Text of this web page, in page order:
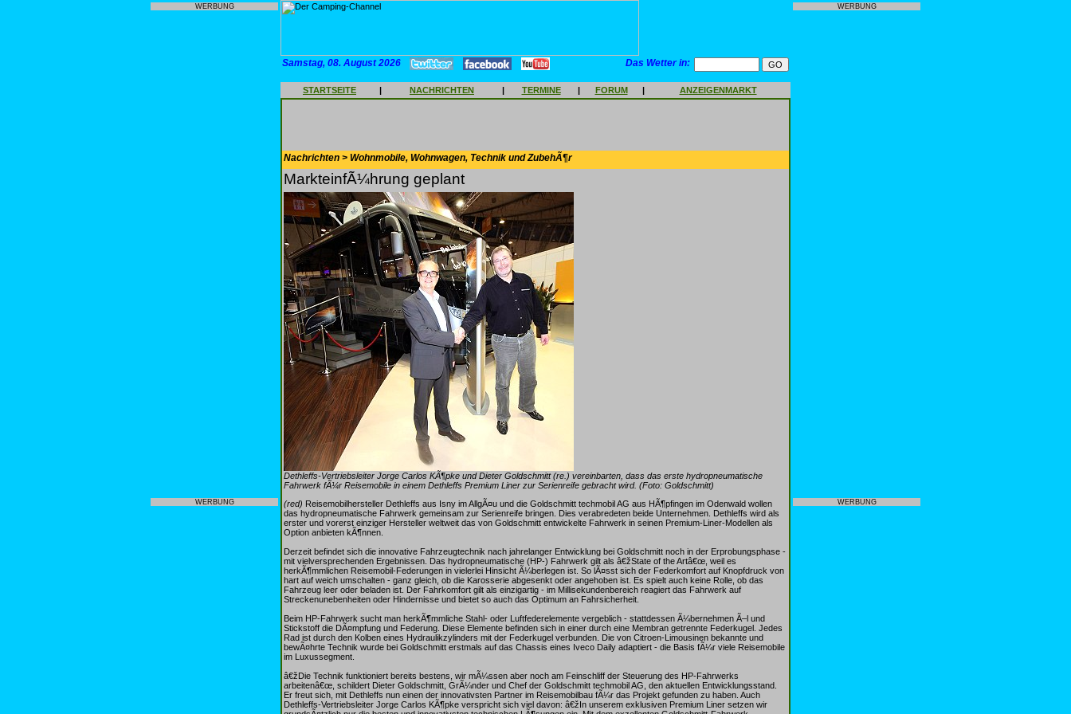
WERBUNG
WERBUNG
Samstag, 08. August 2026 Das Wetter in:
STARTSEITE | NACHRICHTEN | TERMINE | FORUM | ANZEIGENMARKT
Nachrichten > Wohnmobile, Wohnwagen, Technik und ZubehÃ¶r
MarkteinfÃ¼hrung geplant
Dethleffs-Vertriebsleiter Jorge Carlos KÃ¶pke und Dieter Goldschmitt (re.) vereinbarten, dass das erste hydropneumatische
Fahrwerk fÃ¼r Reisemobile in einem Dethleffs Premium Liner zur Serienreife gebracht wird. (Foto: Goldschmitt)
(red) Reisemobilhersteller Dethleffs aus Isny im AllgÃ¤u und die Goldschmitt techmobil AG aus HÃ¶pfingen im Odenwald wollen
das hydropneumatische Fahrwerk gemeinsam zur Serienreife bringen. Dies verabredeten beide Unternehmen. Dethleffs wird als
erster und vorerst einziger Hersteller weltweit das von Goldschmitt entwickelte Fahrwerk in seinen Premium-Liner-Modellen als
Option anbieten kÃ¶nnen.
Derzeit befindet sich die innovative Fahrzeugtechnik nach jahrelanger Entwicklung bei Goldschmitt noch in der Erprobungsphase -
mit vielversprechenden Ergebnissen. Das hydropneumatische (HP-) Fahrwerk gilt als â€žState of the Artâ€œ, weil es
herkÃ¶mmlichen Reisemobil-Federungen in vielerlei Hinsicht Ã¼berlegen ist. So lÃ¤sst sich der Federkomfort auf Knopfdruck von
hart auf weich umschalten - ganz gleich, ob die Karosserie abgesenkt oder angehoben ist. Es spielt auch keine Rolle, ob das
Fahrzeug leer oder beladen ist. Der Fahrkomfort gilt als einzigartig - im Millisekundenbereich reagiert das Fahrwerk auf
Streckenunebenheiten oder Hindernisse und bietet so auch das Optimum an Fahrsicherheit.
Beim HP-Fahrwerk sucht man herkÃ¶mmliche Stahl- oder Luftfederelemente vergeblich - stattdessen Ã¼bernehmen Ã–l und
Stickstoff die DÃ¤mpfung und Federung. Diese Elemente befinden sich in einer durch eine Membran getrennte Federkugel. Jedes
Rad ist durch den Kolben eines Hydraulikzylinders mit der Federkugel verbunden. Die von Citroen-Limousinen bekannte und
bewÃ¤hrte Technik wurde bei Goldschmitt erstmals auf das Chassis eines Iveco Daily adaptiert - die Basis fÃ¼r viele Reisemobile
im Luxussegment.
â€žDie Technik funktioniert bereits bestens, wir mÃ¼ssen aber noch am Feinschliff der Steuerung des HP-Fahrwerks
arbeitenâ€œ, schildert Dieter Goldschmitt, GrÃ¼nder und Chef der Goldschmitt techmobil AG, den aktuellen Entwicklungsstand.
Er freut sich, mit Dethleffs nun einen der innovativsten Partner im Reisemobilbau fÃ¼r das Projekt gefunden zu haben. Auch
Dethleffs-Vertriebsleiter Jorge Carlos KÃ¶pke verspricht sich viel davon: â€žIn unserem exklusiven Premium Liner setzen wir
WERBUNG
WERBUNG